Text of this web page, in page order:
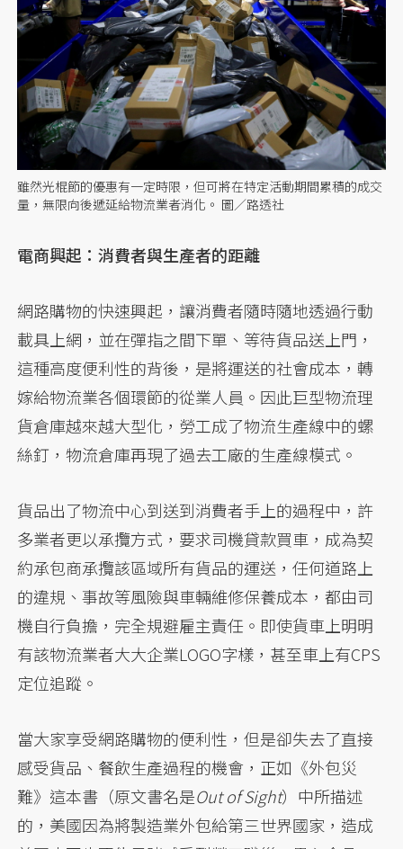
雖然光棍節的優惠有一定時限，但可將在特定活動期間累積的成交
量，無限向後遞延給物流業者消化。 圖／路透社
電商興起：消費者與生產者的距離
網路購物的快速興起，讓消費者隨時隨地透過行動
載具上網，並在彈指之間下單、等待貨品送上門，
這種高度便利性的背後，是將運送的社會成本，轉
嫁給物流業各個環節的從業人員。因此巨型物流理
貨倉庫越來越大型化，勞工成了物流生產線中的螺
絲釘，物流倉庫再現了過去工廠的生產線模式。
貨品出了物流中心到送到消費者手上的過程中，許
多業者更以承攬方式，要求司機貸款買車，成為契
約承包商承攬該區域所有貨品的運送，任何道路上
的違規、事故等風險與車輛維修保養成本，都由司
機自行負擔，完全規避雇主責任。即使貨車上明明
有該物流業者大大企業LOGO字樣，甚至車上有CPS
定位追蹤。
當大家享受網路購物的便利性，但是卻失去了直接
感受貨品、餐飲生產過程的機會，正如《外包災
難》這本書（原文書名是Out of Sight）中所描述
的，美國因為將製造業外包給第三世界國家，造成